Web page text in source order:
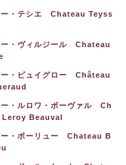
ー・テシエ Chateau Teyss
ー・ヴィルジール Chateau
ー・ピュイグロー Château
ー・ルロワ・ボーヴァル Ch
Leroy Beauval
ー・ボーリュー Chateau B